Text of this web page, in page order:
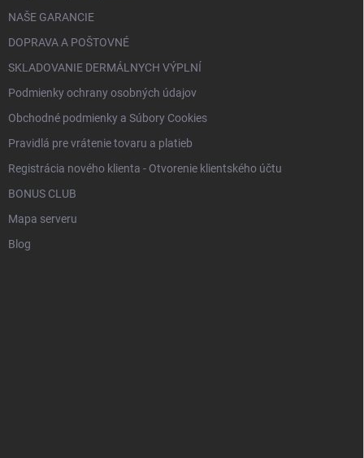
NAŠE GARANCIE
DOPRAVA A POŠTOVNÉ
SKLADOVANIE DERMÁLNYCH VÝPLNÍ
Podmienky ochrany osobných údajov
Obchodné podmienky a Súbory Cookies
Pravidlá pre vrátenie tovaru a platieb
Registrácia nového klienta - Otvorenie klientského účtu
BONUS CLUB
Mapa serveru
Blog